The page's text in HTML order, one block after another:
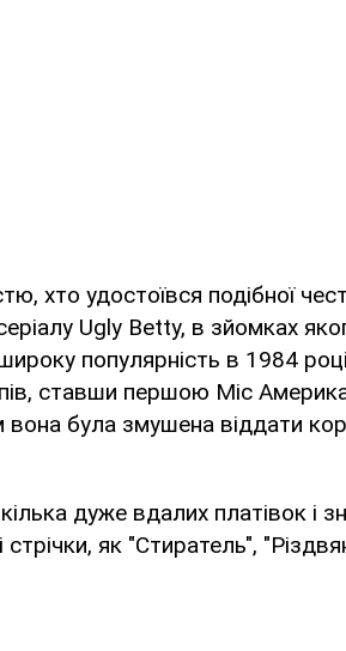
хто удостоївся подібної
Ugly Betty, в зйомках
популярність в 1984
ставши першою Міс
була змушена віддати
дуже вдалих платівок і
як "Стиратель",